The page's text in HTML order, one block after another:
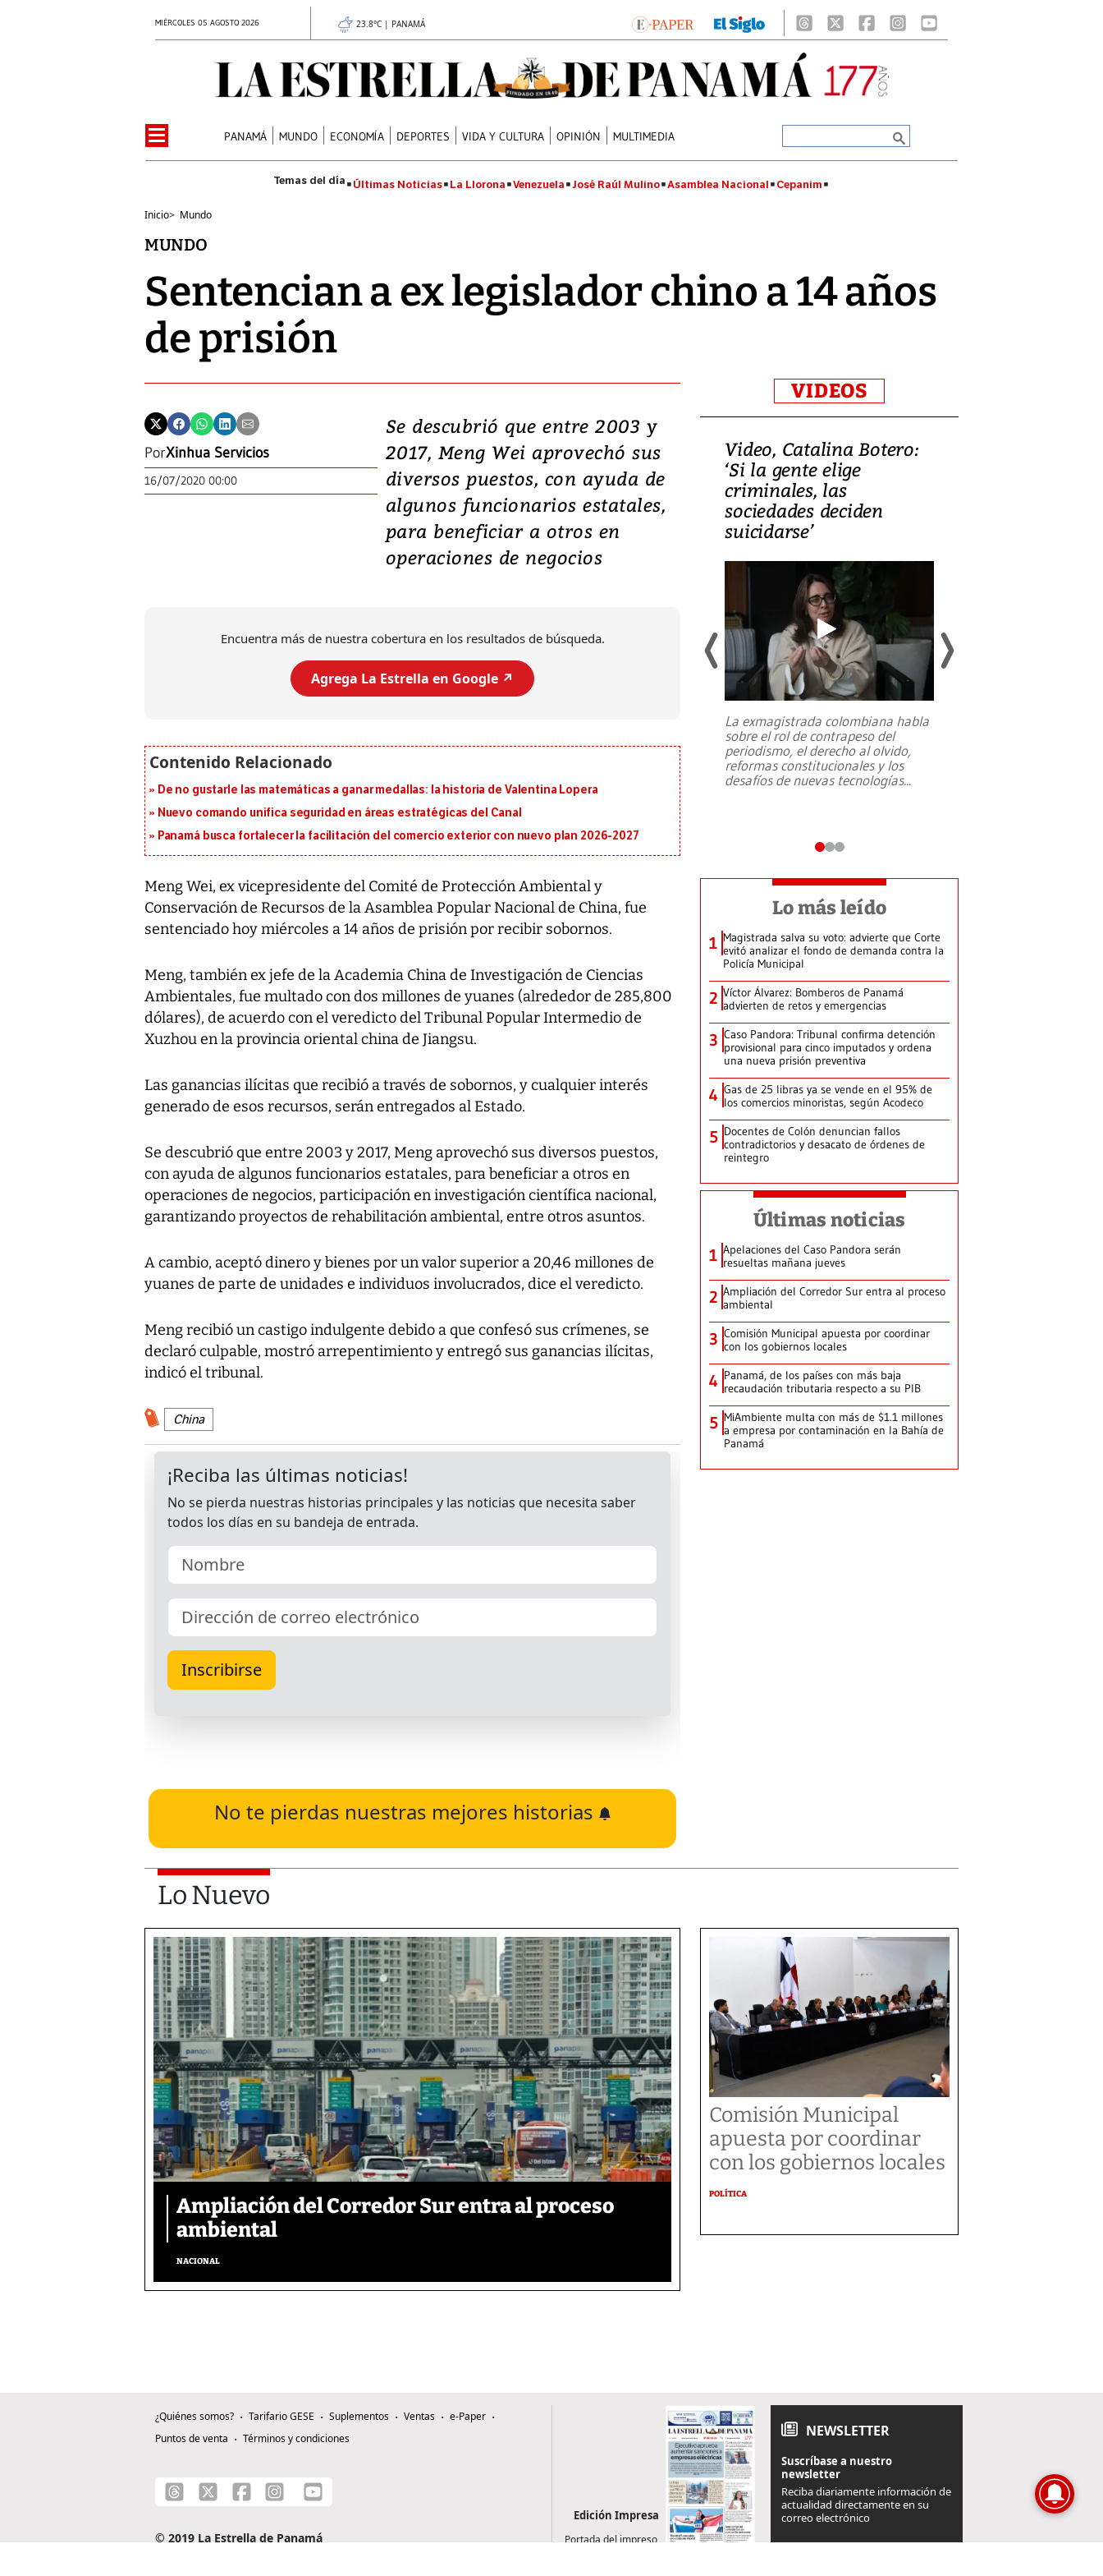
MIÉRCOLES 05 AGOSTO 2026 23.8°C | PANAMÁ
PANAMÁ MUNDO ECONOMÍA DEPORTES VIDA Y CULTURA OPINIÓN MULTIMEDIA
Últimas Noticias La Llorona Venezuela José Raúl Mulino Asamblea Nacional Cepanim
Inicio> Mundo
MUNDO
Sentencian a ex legislador chino a 14 años
de prisión
PorXinhua Servicios
16/07/2020 00:00
Se descubrió que entre 2003 y
2017, Meng Wei aprovechó sus
diversos puestos, con ayuda de
algunos funcionarios estatales,
para beneficiar a otros en
operaciones de negocios
Encuentra más de nuestra cobertura en los resultados de búsqueda.
Agrega La Estrella en Google ↗️
De no gustarle las matemáticas a ganar medallas: la historia de Valentina Lopera
Nuevo comando unifica seguridad en áreas estratégicas del Canal
Panamá busca fortalecer la facilitación del comercio exterior con nuevo plan 2026-2027
Meng Wei, ex vicepresidente del Comité de Protección Ambiental y
Conservación de Recursos de la Asamblea Popular Nacional de China, fue
sentenciado hoy miércoles a 14 años de prisión por recibir sobornos.
Meng, también ex jefe de la Academia China de Investigación de Ciencias
Ambientales, fue multado con dos millones de yuanes (alrededor de 285,800
dólares), de acuerdo con el veredicto del Tribunal Popular Intermedio de
Xuzhou en la provincia oriental china de Jiangsu.
Las ganancias ilícitas que recibió a través de sobornos, y cualquier interés
generado de esos recursos, serán entregados al Estado.
Se descubrió que entre 2003 y 2017, Meng aprovechó sus diversos puestos,
con ayuda de algunos funcionarios estatales, para beneficiar a otros en
operaciones de negocios, participación en investigación científica nacional,
garantizando proyectos de rehabilitación ambiental, entre otros asuntos.
A cambio, aceptó dinero y bienes por un valor superior a 20,46 millones de
yuanes de parte de unidades e individuos involucrados, dice el veredicto.
Meng recibió un castigo indulgente debido a que confesó sus crímenes, se
declaró culpable, mostró arrepentimiento y entregó sus ganancias ilícitas,
indicó el tribunal.
China
No te pierdas nuestras mejores historias
VIDEOS
Video, Japón: Terremoto
deja heridos y graves
daños en Kumamoto
Un fuerte terremoto de magnitud
7,1 se registró este martes 28 de
Video, Catalina Botero:
‘Si la gente elige
criminales, las
sociedades deciden
suicidarse’
La exmagistrada colombiana habla
sobre el rol de contrapeso del
periodismo, el derecho al olvido,
reformas constitucionales y los
desafíos de nuevas tecnologías...
Lo más leído
1 Magistrada salva su voto: advierte que Corte
evitó analizar el fondo de demanda contra la
Policía Municipal
2 Víctor Álvarez: Bomberos de Panamá
advierten de retos y emergencias
3 Caso Pandora: Tribunal confirma detención
provisional para cinco imputados y ordena
una nueva prisión preventiva
4 Gas de 25 libras ya se vende en el 95% de
los comercios minoristas, según Acodeco
5 Docentes de Colón denuncian fallos
contradictorios y desacato de órdenes de
reintegro
Últimas noticias
1 Apelaciones del Caso Pandora serán
resueltas mañana jueves
2 Ampliación del Corredor Sur entra al proceso
ambiental
3 Comisión Municipal apuesta por coordinar
con los gobiernos locales
4 Panamá, de los países con más baja
recaudación tributaria respecto a su PIB
5 MiAmbiente multa con más de $1.1 millones
a empresa por contaminación en la Bahía de
Panamá
Lo Nuevo
Ampliación del Corredor Sur entra al proceso
ambiental
NACIONAL
Comisión Municipal
apuesta por coordinar
con los gobiernos locales
POLÍTICA
¿Quiénes somos? Tarifario GESE Suplementos Ventas
e-Paper
Puntos de venta
Términos y condiciones
© 2019 La Estrella de Panamá
Edición Impresa
Portada del impreso
NEWSLETTER
Suscríbase a nuestro
newsletter
Reciba diariamente información de
actualidad directamente en su
correo electrónico